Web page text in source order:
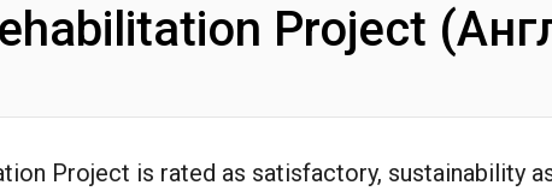
Project
Project is rated as satisfactory, sustainability